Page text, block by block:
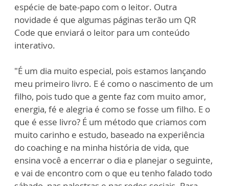
espécie de bate-papo com o leitor. Outra
novidade é que algumas páginas terão um QR
Code que enviará o leitor para um conteúdo
interativo.
"É um dia muito especial, pois estamos lançando
meu primeiro livro. E é como o nascimento de um
filho, pois tudo que a gente faz com muito amor,
energia, fé e alegria é como se fosse um filho. E o
que é esse livro? É um método que criamos com
muito carinho e estudo, baseado na experiência
do coaching e na minha história de vida, que
ensina você a encerrar o dia e planejar o seguinte,
e vai de encontro com o que eu tenho falado todo